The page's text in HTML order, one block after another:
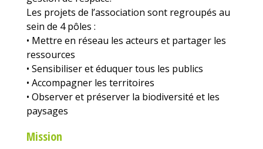
Les projets de l’association sont regroupés au
sein de 4 pôles :
• Mettre en réseau les acteurs et partager les
ressources
• Sensibiliser et éduquer tous les publics
• Accompagner les territoires
• Observer et préserver la biodiversité et les
paysages
Mission